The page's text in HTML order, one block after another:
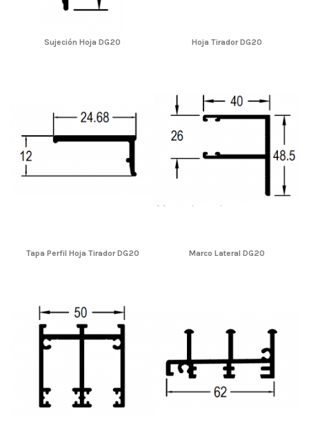
Sujeción Hoja DG20 Hoja Tirador DG20
Tapa Perfil Hoja Tirador DG20 Marco Lateral DG20